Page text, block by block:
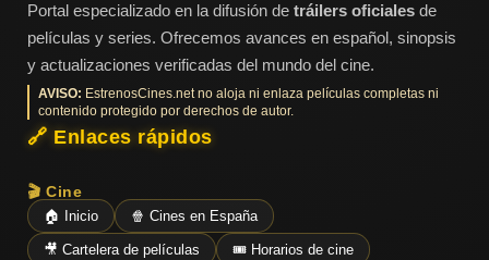
Portal especializado en la difusión de tráilers oficiales de
películas y series. Ofrecemos avances en español, sinopsis
y actualizaciones verificadas del mundo del cine.
AVISO: EstrenosCines.net no aloja ni enlaza películas completas ni
contenido protegido por derechos de autor.
🔗 Enlaces rápidos
🎬 Cine
🏠 Inicio 🍿 Cines en España
🎥 Cartelera de películas 🎟️ Horarios de cine